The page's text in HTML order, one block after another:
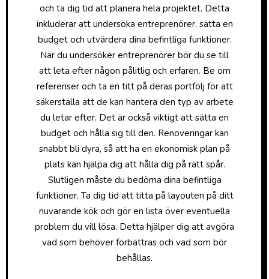
och ta dig tid att planera hela projektet. Detta
inkluderar att undersöka entreprenörer, sätta en
budget och utvärdera dina befintliga funktioner.
När du undersöker entreprenörer bör du se till
att leta efter någon pålitlig och erfaren. Be om
referenser och ta en titt på deras portfölj för att
säkerställa att de kan hantera den typ av arbete
du letar efter. Det är också viktigt att sätta en
budget och hålla sig till den. Renoveringar kan
snabbt bli dyra, så att ha en ekonomisk plan på
plats kan hjälpa dig att hålla dig på rätt spår.
Slutligen måste du bedöma dina befintliga
funktioner. Ta dig tid att titta på layouten på ditt
nuvarande kök och gör en lista över eventuella
problem du vill lösa. Detta hjälper dig att avgöra
vad som behöver förbättras och vad som bör
behållas.